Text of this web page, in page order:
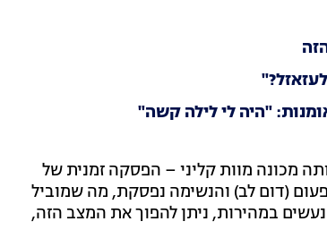
"היה לי לילה קשה"
מכונה מוות קליני – הפסקה זמנית של
(דום לב) והנשימה נפסקת, מה שמוביל
במהירות, ניתן להפוך את המצב הזה,